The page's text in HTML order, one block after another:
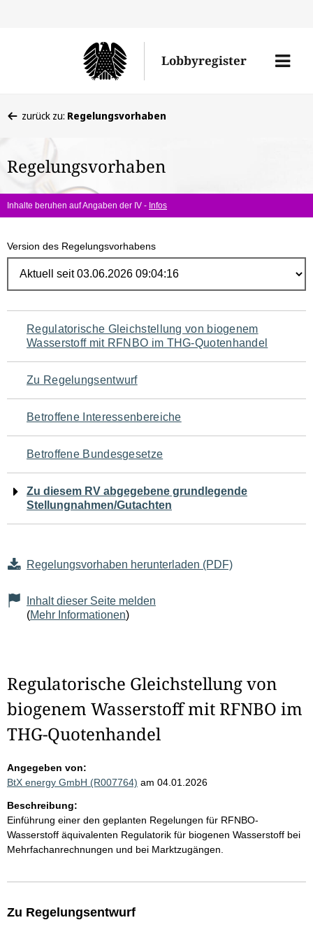
Lobbyregister
Menü
befinden
hier:
zurück zu: Regelungsvorhaben
Regelungsvorhaben
Inhalte beruhen auf Angaben der IV - Infos
Version des Regelungsvorhabens
Navigation
für
den
Seiteninhalt
Regulatorische Gleichstellung von biogenem
Wasserstoff mit RFNBO im THG-Quotenhandel
Zu Regelungsentwurf
Betroffene Interessenbereiche
Betroffene Bundesgesetze
Zu diesem RV abgegebene grundlegende
Stellungnahmen/Gutachten
Regelungsvorhaben herunterladen (PDF)
Inhalt dieser Seite melden
(Mehr Informationen)
Regulatorische Gleichstellung von
biogenem Wasserstoff mit RFNBO im
THG-Quotenhandel
Angegeben von:
BtX energy GmbH (R007764) am 04.01.2026
Beschreibung:
Einführung einer den geplanten Regelungen für RFNBO-
Wasserstoff äquivalenten Regulatorik für biogenen Wasserstoff bei
Mehrfachanrechnungen und bei Marktzugängen.
Zu Regelungsentwurf